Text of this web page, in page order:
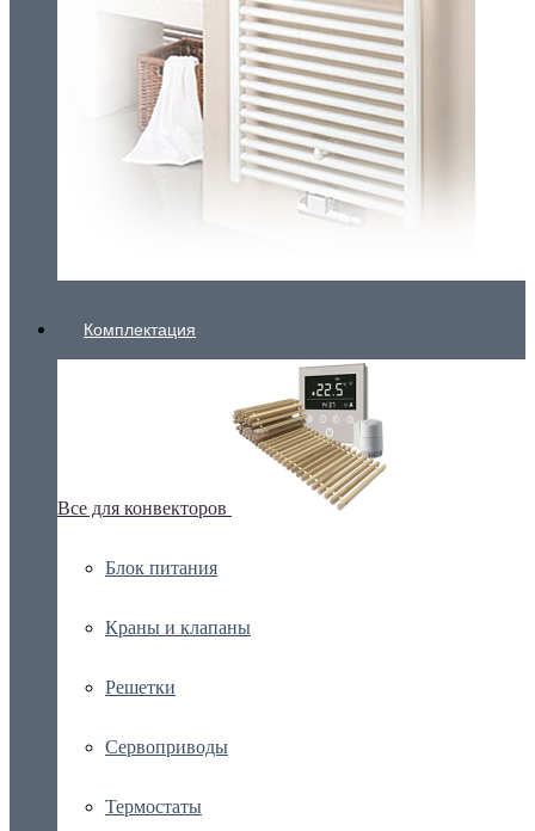
Комплектация
Все для конвекторов
Блок питания
Краны и клапаны
Решетки
Сервоприводы
Термостаты